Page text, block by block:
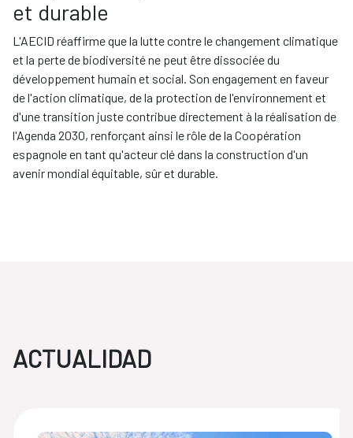
et durable
L'AECID réaffirme que la lutte contre le changement climatique
et la perte de biodiversité ne peut être dissociée du
développement humain et social. Son engagement en faveur
de l'action climatique, de la protection de l'environnement et
d'une transition juste contribue directement à la réalisation de
l'Agenda 2030, renforçant ainsi le rôle de la Coopération
espagnole en tant qu'acteur clé dans la construction d'un
avenir mondial équitable, sûr et durable.
ACTUALIDAD